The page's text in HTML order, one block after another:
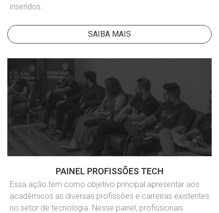
inseridos.
SAIBA MAIS
PAINEL PROFISSÕES TECH
Essa ação tem como objetivo principal apresentar aos
acadêmicos as diversas profissões e carreiras existentes
no setor de tecnologia. Nesse painel, profissionais